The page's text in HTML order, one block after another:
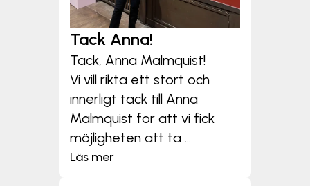
Tack Anna!
Tack, Anna Malmquist!
Vi vill rikta ett stort och
innerligt tack till Anna
Malmquist för att vi fick
möjligheten att ta ...
Läs mer